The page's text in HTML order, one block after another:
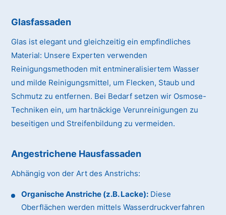
Glasfassaden
Glas ist elegant und gleichzeitig ein empfindliches
Material: Unsere Experten verwenden
Reinigungsmethoden mit entmineralisiertem Wasser
und milde Reinigungsmittel, um Flecken, Staub und
Schmutz zu entfernen. Bei Bedarf setzen wir Osmose-
Techniken ein, um hartnäckige Verunreinigungen zu
beseitigen und Streifenbildung zu vermeiden.
Angestrichene Hausfassaden
Abhängig von der Art des Anstrichs:
Organische Anstriche (z.B. Lacke): Diese
Oberflächen werden mittels Wasserdruckverfahren